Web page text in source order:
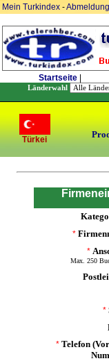
Mein Turkindex -Abmeldung
Startseite
Länderwahl
Türkei
*
*
Max. 250
*
* Telefon